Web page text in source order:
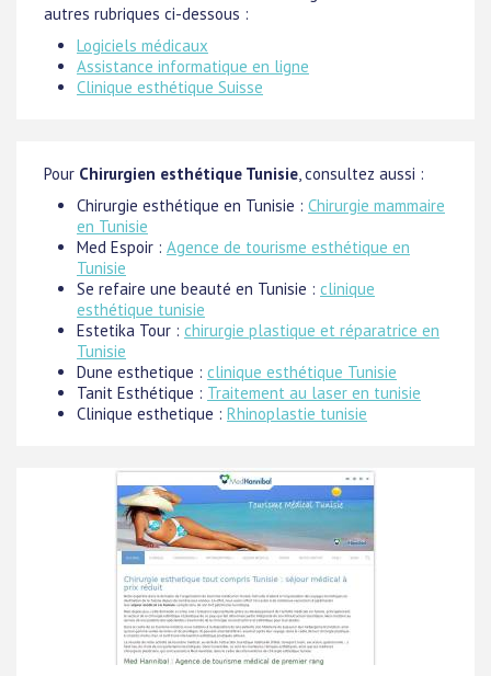
autres rubriques ci-dessous :
Logiciels médicaux
Assistance informatique en ligne
Clinique esthétique Suisse
Pour Chirurgien esthétique Tunisie, consultez aussi :
Chirurgie esthétique en Tunisie : Chirurgie mammaire
en Tunisie
Med Espoir : Agence de tourisme esthétique en
Tunisie
Se refaire une beauté en Tunisie : clinique
esthétique tunisie
Estetika Tour : chirurgie plastique et réparatrice en
Tunisie
Dune esthetique : clinique esthétique Tunisie
Tanit Esthétique : Traitement au laser en tunisie
Clinique esthetique : Rhinoplastie tunisie